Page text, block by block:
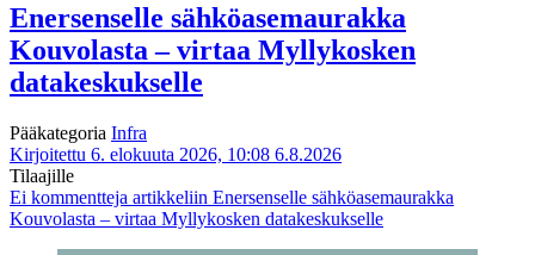
Enersenselle sähköasemaurakka
Kouvolasta – virtaa Myllykosken
datakeskukselle
Pääkategoria Infra
Kirjoitettu 6. elokuuta 2026, 10:08 6.8.2026
Tilaajille
Ei kommentteja artikkeliin Enersenselle sähköasemaurakka
Kouvolasta – virtaa Myllykosken datakeskukselle